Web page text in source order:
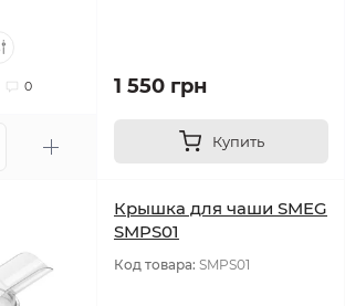
0 1 550 грн
Купить
Крышка для чаши SMEG
SMPS01
Код товара: SMPS01